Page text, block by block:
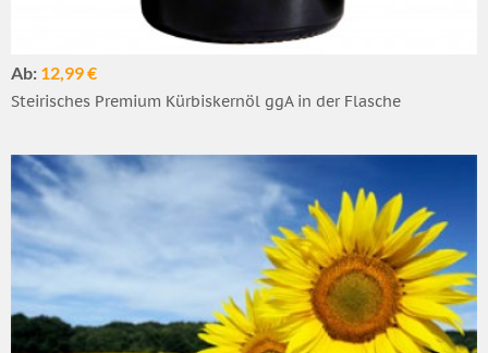
Ab: 12,99 €
Steirisches Premium Kürbiskernöl ggA in der Flasche